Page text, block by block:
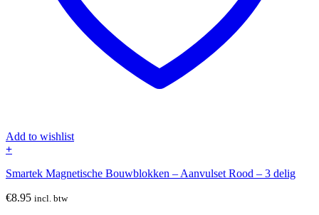
Add to wishlist
+
Smartek Magnetische Bouwblokken – Aanvulset Rood – 3 delig
€8.95 incl. btw